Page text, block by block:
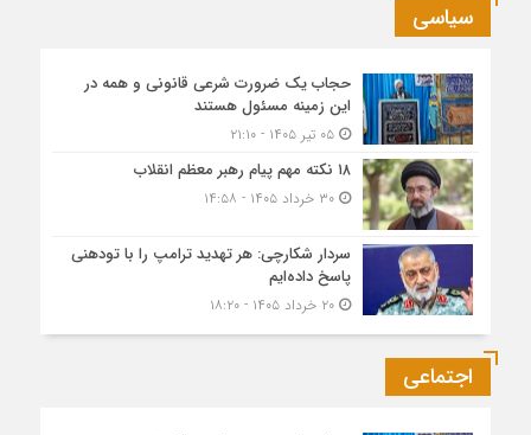
سیاسی
حجاب یک ضرورت شرعی قانونی و همه در
این زمینه مسئول هستند
۰۵ تیر ۱۴۰۵ - ۲۱:۱۰
۱۸ نکته مهم پیام رهبر معظم انقلاب
۳۰ خرداد ۱۴۰۵ - ۱۴:۵۸
سردار شکارچی: هر تهدید ترامپ را با تودهنی
پاسخ داده‌ایم
۲۰ خرداد ۱۴۰۵ - ۱۸:۲۰
اجتماعی